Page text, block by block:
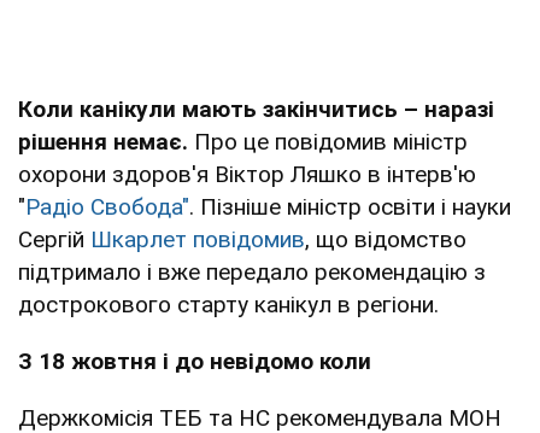
Коли канікули мають закінчитись – наразі
рішення немає. Про це повідомив міністр
охорони здоров'я Віктор Ляшко в інтерв'ю
"Радіо Свобода". Пізніше міністр освіти і науки
Сергій Шкарлет повідомив, що відомство
підтримало і вже передало рекомендацію з
дострокового старту канікул в регіони.
З 18 жовтня і до невідомо коли
Держкомісія ТЕБ та НС рекомендувала МОН